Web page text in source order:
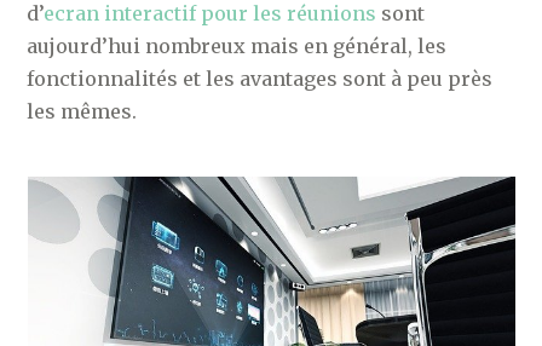
d’ecran interactif pour les réunions sont
aujourd’hui nombreux mais en général, les
fonctionnalités et les avantages sont à peu près
les mêmes.